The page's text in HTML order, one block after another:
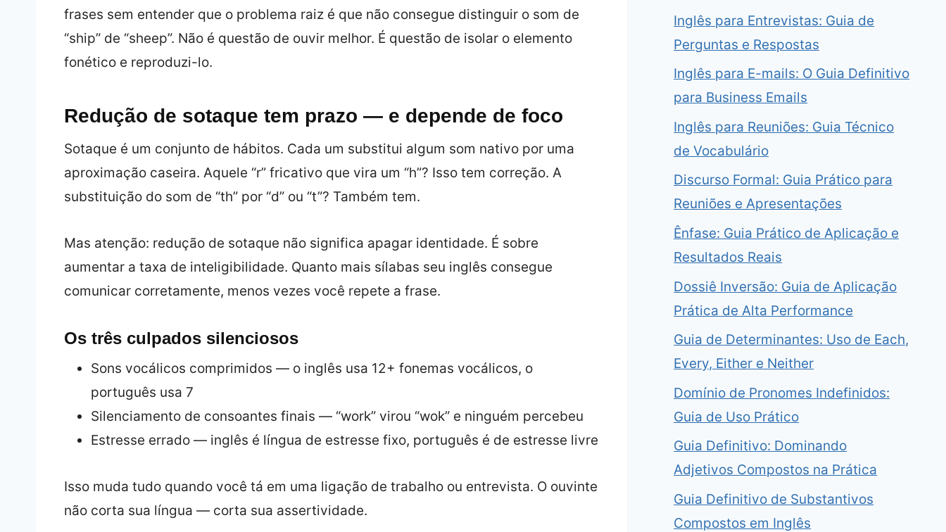
frases sem entender que o problema raiz é que não consegue distinguir o som de
“ship” de “sheep”. Não é questão de ouvir melhor. É questão de isolar o elemento
fonético e reproduzi-lo.
Redução de sotaque tem prazo — e depende de foco
Sotaque é um conjunto de hábitos. Cada um substitui algum som nativo por uma
aproximação caseira. Aquele “r” fricativo que vira um “h”? Isso tem correção. A
substituição do som de “th” por “d” ou “t”? Também tem.
Mas atenção: redução de sotaque não significa apagar identidade. É sobre
aumentar a taxa de inteligibilidade. Quanto mais sílabas seu inglês consegue
comunicar corretamente, menos vezes você repete a frase.
Os três culpados silenciosos
Sons vocálicos comprimidos — o inglês usa 12+ fonemas vocálicos, o
português usa 7
Silenciamento de consoantes finais — “work” virou “wok” e ninguém percebeu
Estresse errado — inglês é língua de estresse fixo, português é de estresse livre
Isso muda tudo quando você tá em uma ligação de trabalho ou entrevista. O ouvinte
não corta sua língua — corta sua assertividade.
Inglês para Entrevistas: Guia de
Perguntas e Respostas
Inglês para E-mails: O Guia Definitivo
para Business Emails
Inglês para Reuniões: Guia Técnico
de Vocabulário
Discurso Formal: Guia Prático para
Reuniões e Apresentações
Ênfase: Guia Prático de Aplicação e
Resultados Reais
Dossiê Inversão: Guia de Aplicação
Prática de Alta Performance
Guia de Determinantes: Uso de Each,
Every, Either e Neither
Domínio de Pronomes Indefinidos:
Guia de Uso Prático
Guia Definitivo: Dominando
Adjetivos Compostos na Prática
Guia Definitivo de Substantivos
Compostos em Inglês